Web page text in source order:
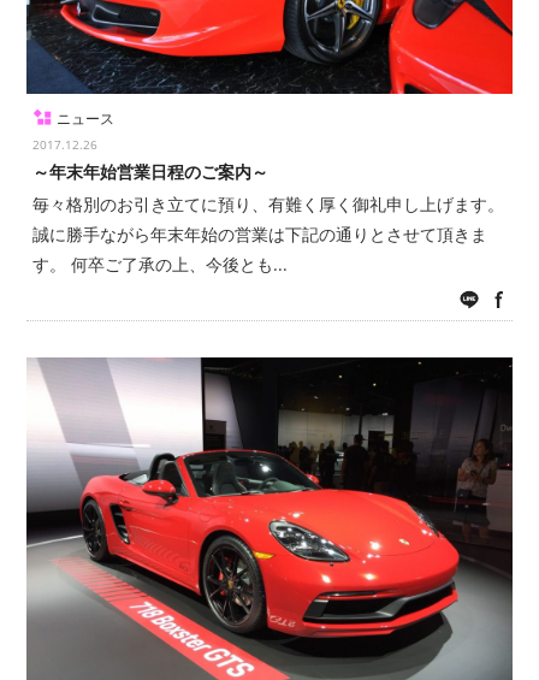
ニュース
2017.12.26
～年末年始営業日程のご案内～
毎々格別のお引き立てに預り、有難く厚く御礼申し上げます。
誠に勝手ながら年末年始の営業は下記の通りとさせて頂きま
す。 何卒ご了承の上、今後とも...
LINE